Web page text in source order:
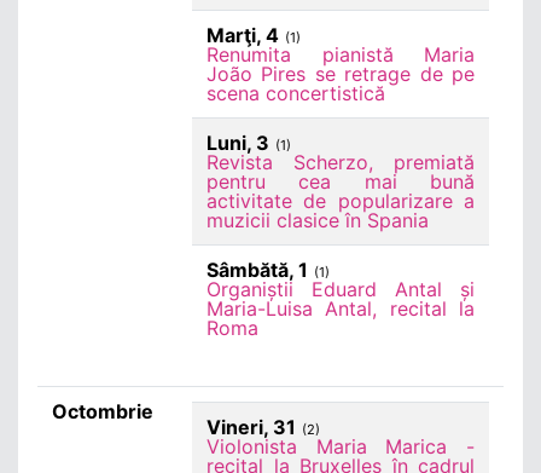
Marţi, 4 (1)
Renumita pianistă Maria
João Pires se retrage de pe
scena concertistică
Luni, 3 (1)
Revista Scherzo, premiată
pentru cea mai bună
activitate de popularizare a
muzicii clasice în Spania
Sâmbătă, 1 (1)
Organiștii Eduard Antal și
Maria-Luisa Antal, recital la
Roma
Octombrie
Vineri, 31 (2)
Violonista Maria Marica -
recital la Bruxelles în cadrul